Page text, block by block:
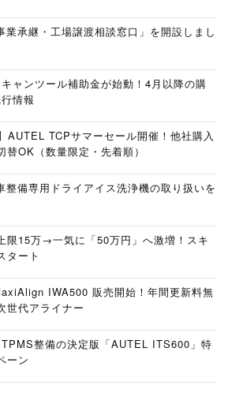
業承継・工場譲渡相談窓口」を開設しまし
キャンツール補助金が始動！4月以降の購
情報
AUTEL TCPサマーセール開催！他社購入
OK（数量限定・先着順）
整備専用ドライアイス洗浄機の取り扱いを
限15万→一気に「50万円」へ激増！スキ
タート
IWA500 販売開始！年間更新料無
世代アライナー
TPMS整備の決定版「AUTEL ITS600」特
ーン